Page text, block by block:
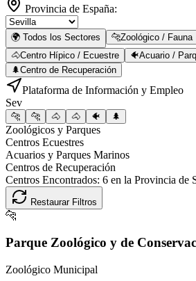
Provincia de España:
🌍 Todos los Sectores 🐆Zoológico / Fauna
🐴Centro Hípico / Ecuestre 🐠Acuario /
🌲Centro de Recuperación
Plataforma de Información y Empleo
Sev
🐆 🐆 🐴 🐴 🐠 🌲
Zoológicos y Parques
Centros Ecuestres
Acuarios y Parques Marinos
Centros de Recuperación
Centros Encontrados: 6 en la Provincia de
Restaurar Filtros
🐆
Parque Zoológico y de
Zoológico Municipal